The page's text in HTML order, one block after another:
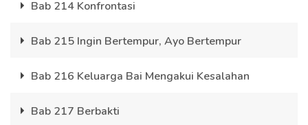
Bab 214 Konfrontasi
Bab 215 Ingin Bertempur, Ayo Bertempur
Bab 216 Keluarga Bai Mengakui Kesalahan
Bab 217 Berbakti